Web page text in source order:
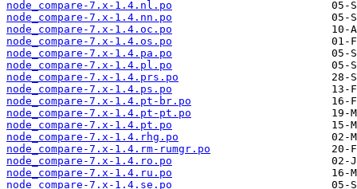
node_compare-7.x-1.4.nl.po
node_compare-7.x-1.4.nn.po
node_compare-7.x-1.4.oc.po
node_compare-7.x-1.4.os.po
node_compare-7.x-1.4.pa.po
node_compare-7.x-1.4.pl.po
node_compare-7.x-1.4.prs.po
node_compare-7.x-1.4.ps.po
node_compare-7.x-1.4.pt-br.po
node_compare-7.x-1.4.pt-pt.po
node_compare-7.x-1.4.pt.po
node_compare-7.x-1.4.rhg.po
node_compare-7.x-1.4.rm-rumgr.po
node_compare-7.x-1.4.ro.po
node_compare-7.x-1.4.ru.po
node_compare-7.x-1.4.se.po